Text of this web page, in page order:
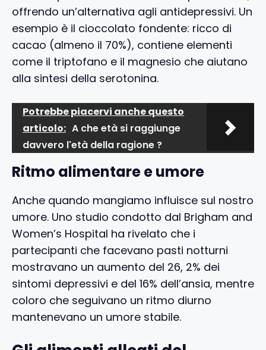
offrendo un’alternativa agli antidepressivi. Un
esempio è il cioccolato fondente: ricco di
cacao (almeno il 70%), contiene elementi
come il triptofano e il magnesio che aiutano
alla sintesi della serotonina.
Potrebbe piacervi anche questo
articolo: A che età si raggiunge
davvero l'età della ragione ?
Ritmo alimentare e umore
Anche quando mangiamo influisce sul nostro
umore. Uno studio condotto dal Brigham and
Women’s Hospital ha rivelato che i
partecipanti che facevano pasti notturni
mostravano un aumento del 26, 2% dei
sintomi depressivi e del 16% dell’ansia, mentre
coloro che seguivano un ritmo diurno
mantenevano un umore stabile.